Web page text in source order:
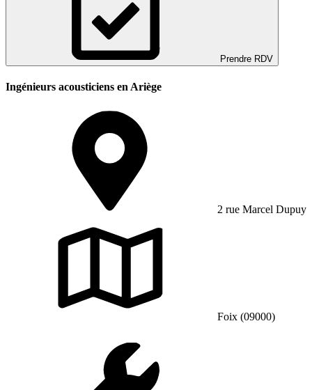
Prendre RDV
Ingénieurs acousticiens en Ariège
2 rue Marcel Dupuy
Foix (09000)